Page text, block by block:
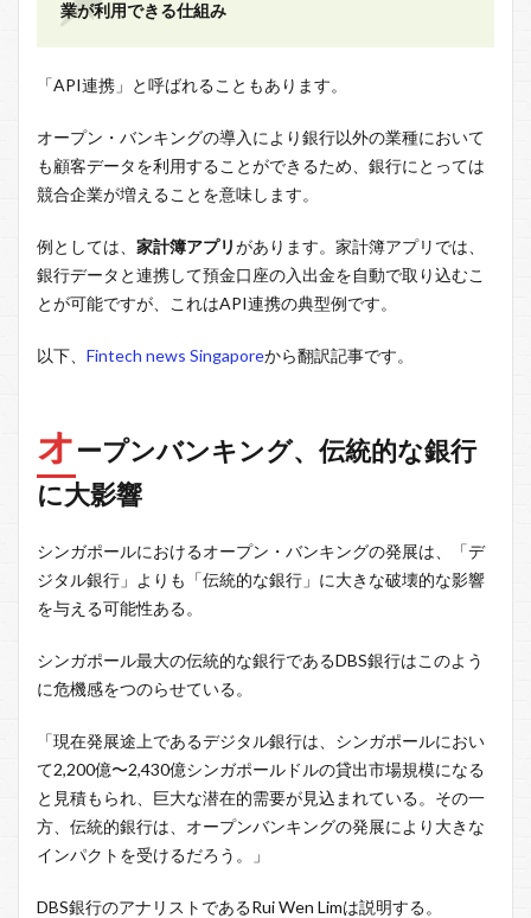
業が利用できる仕組み
「API連携」と呼ばれることもあります。
オープン・バンキングの導入により銀行以外の業種において
も顧客データを利用することができるため、銀行にとっては
競合企業が増えることを意味します。
例としては、 家計簿アプリがあります。家計簿アプリでは、
銀行データと連携して預金口座の入出金を自動で取り込むこ
とが可能ですが、これはAPI連携の典型例です。
以下、 Fintech news Singaporeから翻訳記事です。
オープンバンキング、伝統的な銀行
に大影響
シンガポールにおけるオープン・バンキングの発展は、「デ
ジタル銀行」よりも「伝統的な銀行」に大きな破壊的な影響
を与える可能性ある。
シンガポール最大の伝統的な銀行であるDBS銀行はこのよう
に危機感をつのらせている。
「現在発展途上であるデジタル銀行は、シンガポールにおい
て2,200億〜2,430億シンガポールドルの貸出市場規模になる
と見積もられ、巨大な潜在的需要が見込まれている。その一
方、伝統的銀行は、オープンバンキングの発展により大きな
インパクトを受けるだろう。」
DBS銀行のアナリストであるRui Wen Limは説明する。